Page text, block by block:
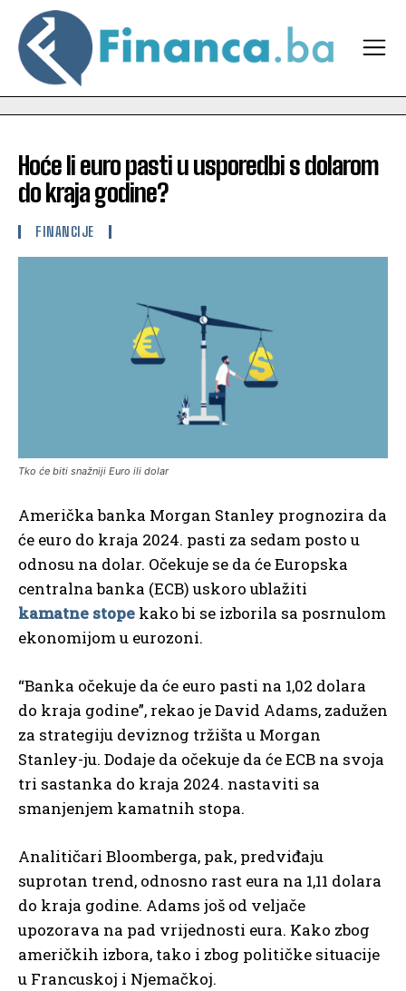
Hoće li euro pasti u usporedbi s dolarom
do kraja godine?
FINANCIJE
Tko će biti snažniji Euro ili dolar
Američka banka Morgan Stanley prognozira da
će euro do kraja 2024. pasti za sedam posto u
odnosu na dolar. Očekuje se da će Europska
centralna banka (ECB) uskoro ublažiti
kamatne stope kako bi se izborila sa posrnulom
ekonomijom u eurozoni.
“Banka očekuje da će euro pasti na 1,02 dolara
do kraja godine”, rekao je David Adams, zadužen
za strategiju deviznog tržišta u Morgan
Stanley-ju. Dodaje da očekuje da će ECB na svoja
tri sastanka do kraja 2024. nastaviti sa
smanjenjem kamatnih stopa.
Analitičari Bloomberga, pak, predviđaju
suprotan trend, odnosno rast eura na 1,11 dolara
do kraja godine. Adams još od veljače
upozorava na pad vrijednosti eura. Kako zbog
američkih izbora, tako i zbog političke situacije
u Francuskoj i Njemačkoj.